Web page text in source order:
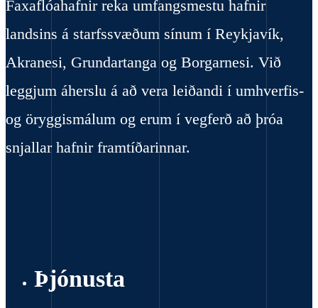
Faxaflóahafnir reka umfangsmestu hafnir
landsins á starfssvæðum sínum í Reykjavík,
Akranesi, Grundartanga og Borgarnesi. Við
leggjum áherslu á að vera leiðandi í umhverfis-
og öryggismálum og erum í vegferð að þróa
snjallar hafnir framtíðarinnar.
Þjónusta